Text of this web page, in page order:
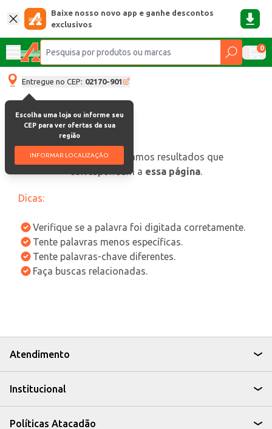
Baixe nosso novo app e ganhe descontos
exclusivos
0
Entregue no CEP: 02170-901
Escolha uma loja ou informe seu
CEP para ver ofertas da sua
região
INFORMAR LOCALIZAÇÃO
oops, não encontramos resultados que
correspondam a essa página.
Dicas:
Verifique se a palavra foi digitada corretamente.
Tente palavras menos específicas.
Tente palavras-chave diferentes.
Faça buscas relacionadas.
Atendimento
Institucional
Políticas Atacadão